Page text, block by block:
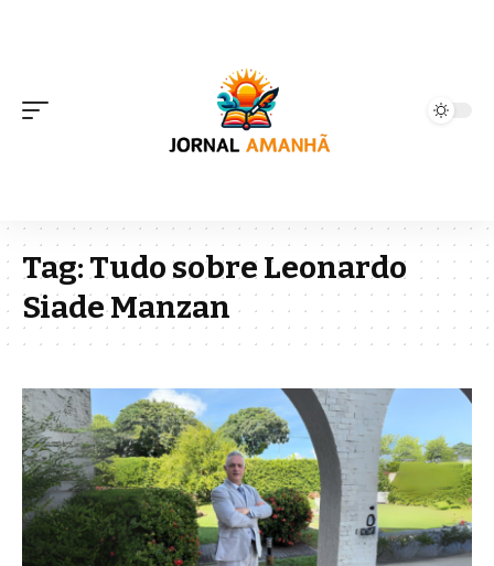
Tag:Tudo sobre Leonardo
Siade Manzan